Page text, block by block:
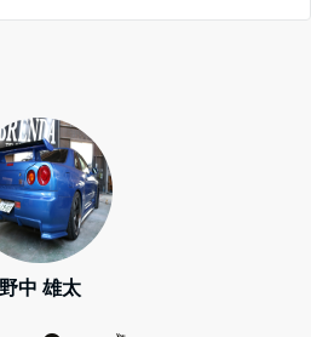
野中 雄太